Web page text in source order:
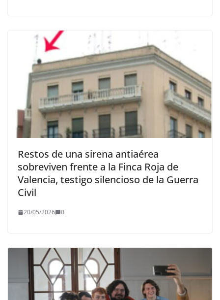
Restos de una sirena antiaérea
sobreviven frente a la Finca Roja de
Valencia, testigo silencioso de la Guerra
Civil
20/05/2026 0